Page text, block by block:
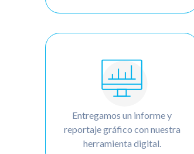
Entregamos un informe y
reportaje gráfico con nuestra
herramienta digital.